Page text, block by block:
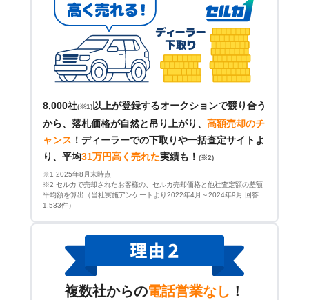
8,000社(※1) 以上が登録するオークションで競り合う
から、落札価格が自然と吊り上がり、 高額売却のチ
ャンス ！ ディーラーでの下取りや一括査定サイトよ
り、平均31万円高く売れた実績も！ (※2)
※1 2025年8月末時点
※2 セルカで売却されたお客様の、セルカ売却価格と他社査定額の差額
平均額を算出（当社実施アンケートより2022年4月～2024年9月 回答
1,533件）
複数社からの電話営業なし ！